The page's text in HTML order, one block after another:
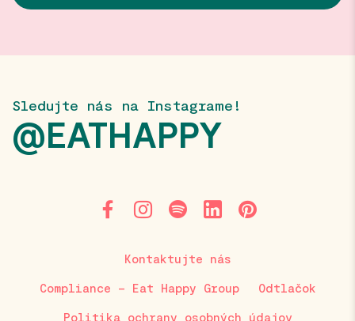
Sledujte nás na Instagrame!
@EATHAPPY
Kontaktujte nás
Compliance – Eat Happy Group Odtlačok
Politika ochrany osobných údajov